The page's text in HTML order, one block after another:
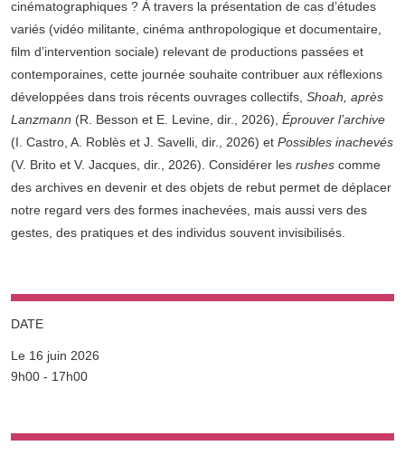
cinématographiques ? À travers la présentation de cas d’études
variés (vidéo militante, cinéma anthropologique et documentaire,
film d’intervention sociale) relevant de productions passées et
contemporaines, cette journée souhaite contribuer aux réflexions
développées dans trois récents ouvrages collectifs, Shoah, après
Lanzmann (R. Besson et E. Levine, dir., 2026), Éprouver l’archive
(I. Castro, A. Roblès et J. Savelli, dir., 2026) et Possibles inachevés
(V. Brito et V. Jacques, dir., 2026). Considérer les rushes comme
des archives en devenir et des objets de rebut permet de déplacer
notre regard vers des formes inachevées, mais aussi vers des
gestes, des pratiques et des individus souvent invisibilisés.
DATE
Le 16 juin 2026
Complément date
9h00 - 17h00